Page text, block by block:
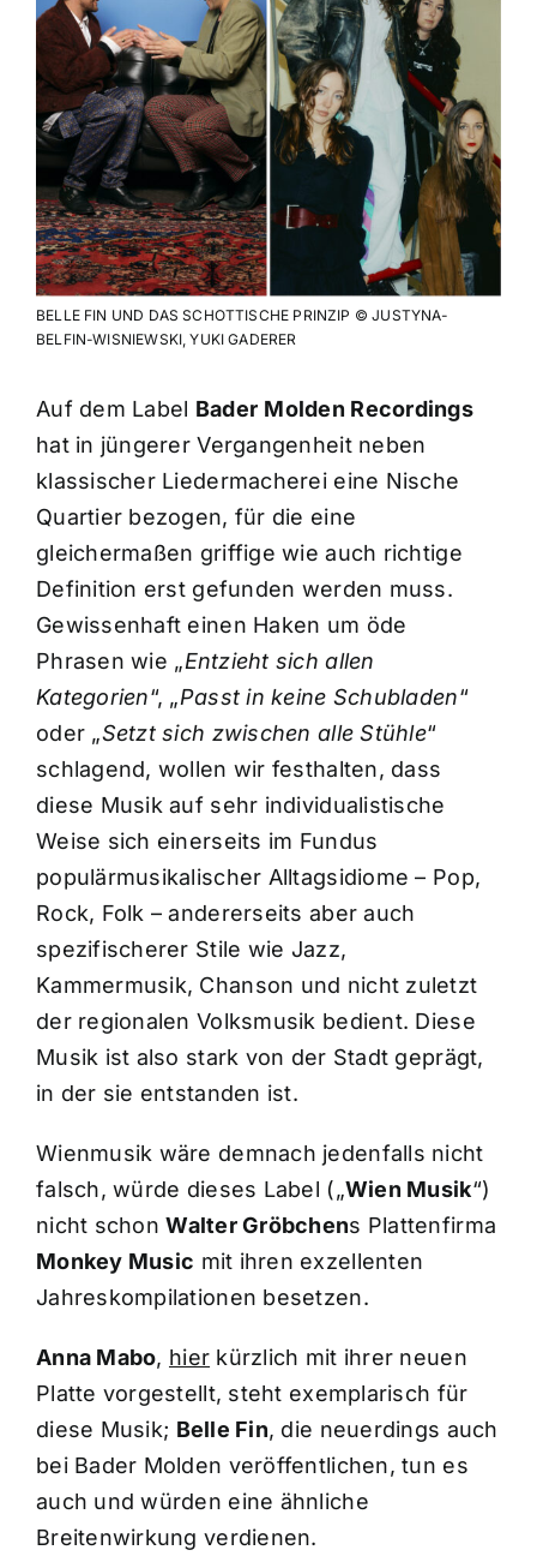
BELLE FIN UND DAS SCHOTTISCHE PRINZIP © JUSTYNA-
BELFIN-WISNIEWSKI, YUKI GADERER
Auf dem Label Bader Molden Recordings
hat in jüngerer Vergangenheit neben
klassischer Liedermacherei eine Nische
Quartier bezogen, für die eine
gleichermaßen griffige wie auch richtige
Definition erst gefunden werden muss.
Gewissenhaft einen Haken um öde
Phrasen wie „Entzieht sich allen
Kategorien“, „Passt in keine Schubladen“
oder „Setzt sich zwischen alle Stühle“
schlagend, wollen wir festhalten, dass
diese Musik auf sehr individualistische
Weise sich einerseits im Fundus
populärmusikalischer Alltagsidiome – Pop,
Rock, Folk – andererseits aber auch
spezifischerer Stile wie Jazz,
Kammermusik, Chanson und nicht zuletzt
der regionalen Volksmusik bedient. Diese
Musik ist also stark von der Stadt geprägt,
in der sie entstanden ist.
Wienmusik wäre demnach jedenfalls nicht
falsch, würde dieses Label („Wien Musik“)
nicht schonWalter Gröbchens Plattenfirma
Monkey Music mit ihren exzellenten
Jahreskompilationen besetzen.
Anna Mabo, hier kürzlich mit ihrer neuen
Platte vorgestellt, steht exemplarisch für
diese Musik; Belle Fin, die neuerdings auch
bei Bader Molden veröffentlichen, tun es
auch und würden eine ähnliche
Breitenwirkung verdienen.